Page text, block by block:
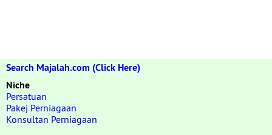
Search Majalah.com (Click Here)
Niche
Persatuan
Pakej Perniagaan
Konsultan Perniagaan